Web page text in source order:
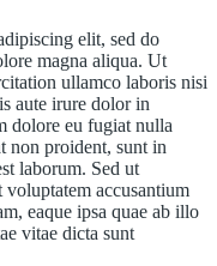
elit, sed do
magna aliqua. Ut
ullamco laboris nisi
aute irure dolor in
dolore eu fugiat nulla
non proident, sunt in
laborum. Sed ut
voluptatem accusantium
eaque ipsa quae ab illo
vitae dicta sunt